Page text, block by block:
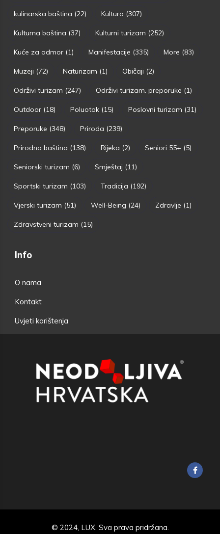
kulinarska baština (22) Kultura (307)
Kulturna baština (37) Kulturni turizam (252)
Kuće za odmor (1) Manifestacije (335) More (83)
Muzeji (72) Naturizam (1) Običaji (2)
Održivi turizam (247) Održivi turizam. preporuke (1)
Outdoor (18) Poluotok (15) Poslovni turizam (31)
Preporuke (348) Priroda (239)
Prirodna baština (138) Rijeka (2) Seniori 55+ (5)
Seniorski turizam (6) Smještaj (11)
Sportski turizam (103) Tradicija (192)
Vjerski turizam (51) Well-Being (24) Zdravlje (1)
Zdravstveni turizam (15)
Info
O nama
Kontakt
Uvjeti korištenja
© 2024, LUX. Sva prava pridržana.